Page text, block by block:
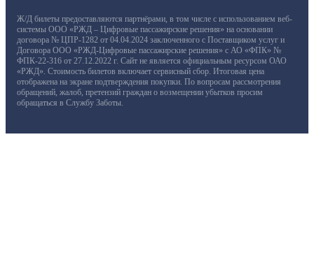
Ж/Д билеты предоставляются партнёрами, в том числе с использованием веб-
системы ООО «РЖД – Цифровые пассажирские решения» на основании
договора № ЦПР-1282 от 04.04.2024 заключенного с Поставщиком услуг и
Договора ООО «РЖД-Цифровые пассажирские решения» с АО «ФПК» №
ФПК-22-316 от 27.12.2022 г. Сайт не является официальным ресурсом ОАО
«РЖД». Стоимость билетов включает сервисный сбор. Итоговая цена
отображена на экране подтверждения покупки. По вопросам рассмотрения
обращений, жалоб, претензий граждан о возмещении убытков просим
обращаться в Службу Заботы.